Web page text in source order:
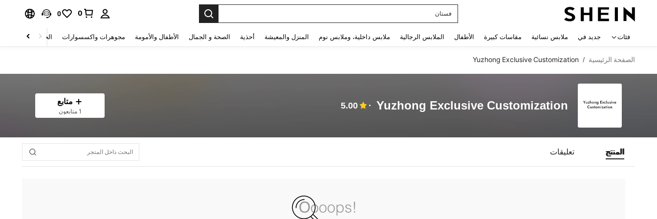
فستان
0
0
فئات جديد في ملابس نسائية مقاسات كبيرة الأطفال الملابس الرجالية ملابس داخلية، وملابس نوم المنزل والمعيشة أحذية الصحة و الجمال الأطفال والأمومة مجوهرات واكسسوارات الحقائب والأمتعة
الصفحة الرئيسية /
Yuzhong Exclusive Customization
Yuzhong Exclusive Customization
5.00 متابع
1 متابعون
المنتج تعليقات